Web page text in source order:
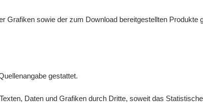
Grafiken sowie der zum Download bereitgestellten Produkte
gestattet.
Daten und Grafiken durch Dritte, soweit das